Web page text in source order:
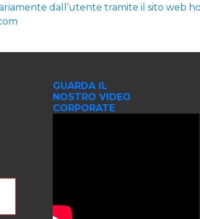
dall’utente tramite il sito web
GUARDA IL
NOSTRO VIDEO
CORPORATE